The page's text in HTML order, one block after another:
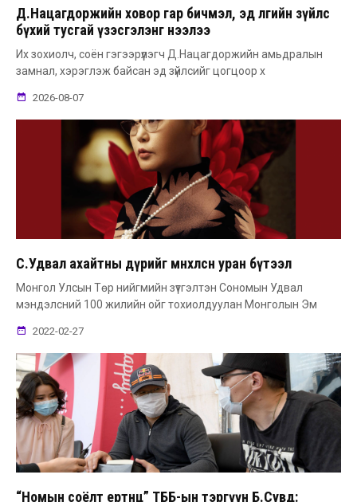
Д.Нацагдоржийн ховор гар бичмэл, эд өлгийн зүйлс
бүхий тусгай үзэсгэлэнг нээлээ
Их зохиолч, соён гэгээрүүлэгч Д.Нацагдоржийн амьдралын
замнал, хэрэглэж байсан эд зүйлсийг цогцоор х
2026-08-07
С.Удвал ахайтны дүрийг мөнхөлсөн уран бүтээл
Монгол Улсын Төр нийгмийн зүтгэлтэн Сономын Удвал
мэндэлсний 100 жилийн ойг тохиолдуулан Монголын Эм
2022-02-27
“Номын соёлт ертөнц” ТББ-ын тэргүүн Б.Сувд: